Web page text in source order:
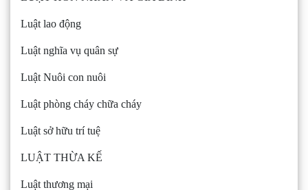
Luật lao động
Luật nghĩa vụ quân sự
Luật Nuôi con nuôi
Luật phòng cháy chữa cháy
Luật sở hữu trí tuệ
LUẬT THỪA KẾ
Luật thương mại